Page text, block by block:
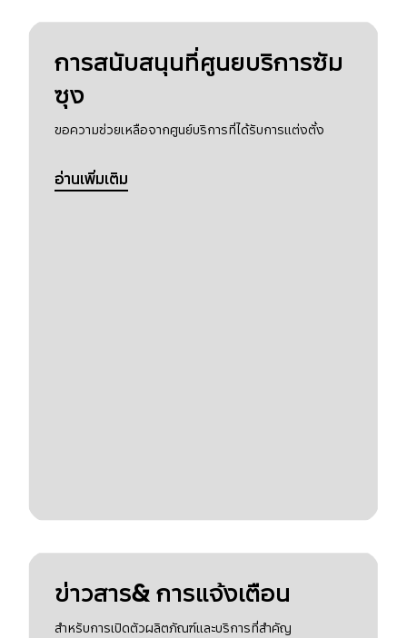
การสนับสนุนที่ศูนยบริการซัม
ซุง
ขอความช่วยเหลือจากศูนย์บริการที่ได้รับการแต่งตั้ง
อ่านเพิ่มเติม
ข่าวสาร& การแจ้งเตือน
สำหรับการเปิดตัวผลิตภัณฑ์และบริการที่สำคัญ